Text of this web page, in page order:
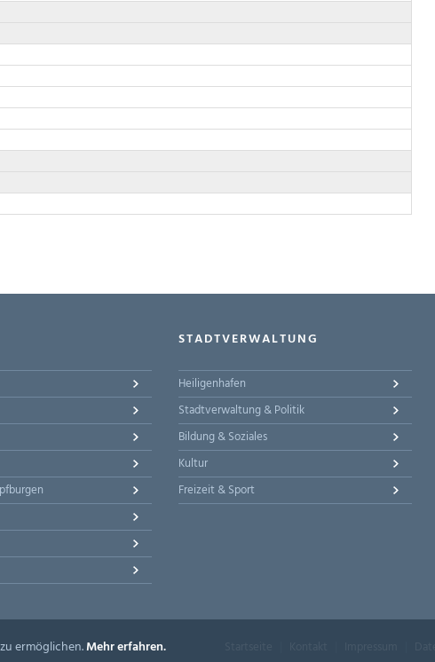
STADTVERWALTUNG
Heiligenhafen
Stadtverwaltung & Politik
Bildung & Soziales
Kultur
Freizeit & Sport
ermöglichen.Mehr erfahren.